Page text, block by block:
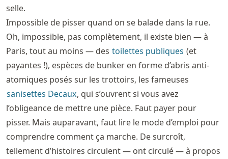
selle.
Impossible de pisser quand on se balade dans la rue.
Oh, impossible, pas complètement, il existe bien — à
Paris, tout au moins — des toilettes publiques (et
payantes !), espèces de bunker en forme d’abris anti-
atomiques posés sur les trottoirs, les fameuses
sanisettes Decaux, qui s’ouvrent si vous avez
l’obligeance de mettre une pièce. Faut payer pour
pisser. Mais auparavant, faut lire le mode d’emploi pour
comprendre comment ça marche. De surcroît,
tellement d’histoires circulent — ont circulé — à propos